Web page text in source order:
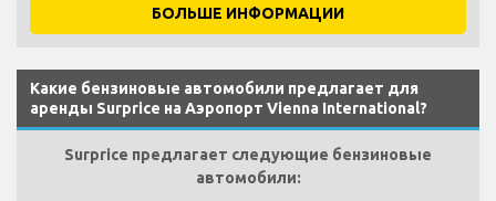
БОЛЬШЕ ИНФОРМАЦИИ
Какие бензиновые автомобили предлагает для
аренды Surprice на Аэропорт Vienna International?
Surprice предлагает следующие бензиновые
автомобили: